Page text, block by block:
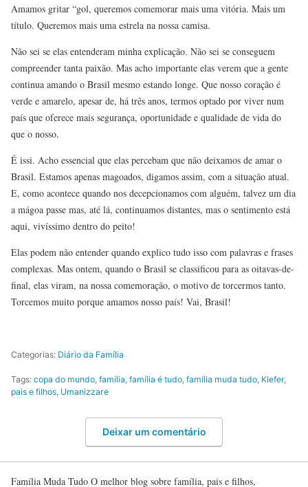
Amamos gritar “gol, queremos comemorar mais uma vitória. Mais um
título. Queremos mais uma estrela na nossa camisa.
Não sei se elas entenderam minha explicação. Não sei se conseguem
compreender tanta paixão. Mas acho importante elas verem que a gente
continua amando o Brasil mesmo estando longe. Que nosso coração é
verde e amarelo, apesar de, há três anos, termos optado por viver num
país que oferece mais segurança, oportunidade e qualidade de vida do
que o nosso.
É issi. Acho essencial que elas percebam que não deixamos de amar o
Brasil. Estamos apenas magoados, digamos assim, com a situação atual.
E, como acontece quando nos decepcionamos com alguém, talvez um dia
a mágoa passe mas, até lá, continuamos distantes, mas o sentimento está
aqui, vivíssimo dentro do peito!
Elas podem não entender quando explico tudo isso com palavras e frases
complexas. Mas ontem, quando o Brasil se classificou para as oitavas-de-
final, elas viram, na nossa comemoração, o motivo de torcermos tanto.
Torcemos muito porque amamos nosso país! Vai, Brasil!
Categorias: Diário da Família
Tags: copa do mundo, família, família é tudo, família muda tudo, Klefer,
pais e filhos, Umanizzare
Deixar um comentário
Família Muda Tudo O melhor blog sobre família, pais e filhos,